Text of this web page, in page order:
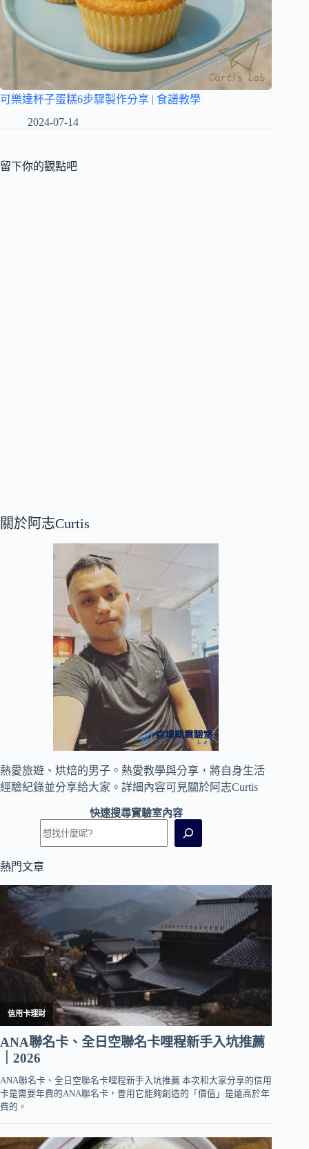
可樂達杯子蛋糕6步驟製作分享 | 食譜教學
2024-07-14
留下你的觀點吧
關於阿志Curtis
熱愛旅遊、烘焙的男子。熱愛教學與分享，將自身生活
經驗紀錄並分享給大家。詳細內容可見關於阿志Curtis
快速搜尋實驗室內容
熱門文章